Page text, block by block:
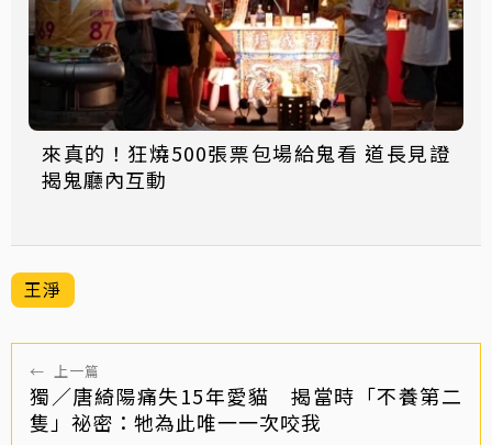
來真的！狂燒500張票包場給鬼看 道長見證
揭鬼廳內互動
王淨
← 上一篇
獨／唐綺陽痛失15年愛貓 揭當時「不養第二
隻」祕密：牠為此唯一一次咬我